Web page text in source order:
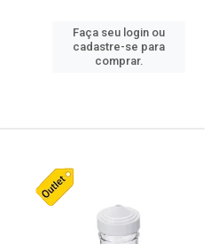
Faça seu login ou
cadastre-se para
comprar.